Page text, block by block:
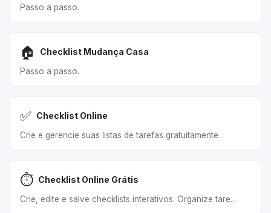
Passo a passo.
🏠 Checklist Mudança Casa
Passo a passo.
✅ Checklist Online
Crie e gerencie suas listas de tarefas gratuitamente.
⏱️ Checklist Online Grátis
Crie, edite e salve checklists interativos. Organize tare...